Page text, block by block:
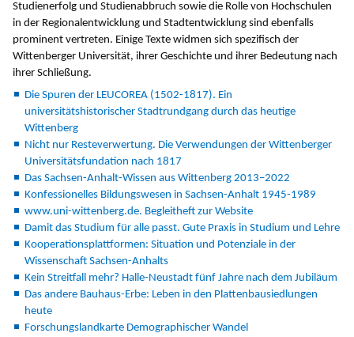
Studienerfolg und Studienabbruch sowie die Rolle von Hochschulen
in der Regionalentwicklung und Stadtentwicklung sind ebenfalls
prominent vertreten. Einige Texte widmen sich spezifisch der
Wittenberger Universität, ihrer Geschichte und ihrer Bedeutung nach
ihrer Schließung.
Die Spuren der LEUCOREA (1502-1817). Ein
universitätshistorischer Stadtrundgang durch das heutige
Wittenberg
Nicht nur Resteverwertung. Die Verwendungen der Wittenberger
Universitätsfundation nach 1817
Das Sachsen-Anhalt-Wissen aus Wittenberg 2013–2022
Konfessionelles Bildungswesen in Sachsen-Anhalt 1945-1989
www.uni-wittenberg.de. Begleitheft zur Web­­site
Damit das Studium für alle passt. Gute Praxis in Studium und Lehre
Kooperationsplattformen: Situation und Potenziale in der
Wissenschaft Sachsen-Anhalts
Kein Streitfall mehr? Halle-Neustadt fünf Jahre nach dem Jubiläum
Das andere Bauhaus-Erbe: Leben in den Plattenbausiedlungen
heute
Forschungslandkarte Demographischer Wandel